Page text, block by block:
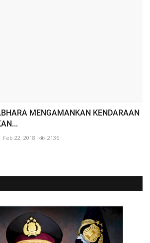
MENGAMANKAN KENDARAAN
Feb 22, 2018 2136